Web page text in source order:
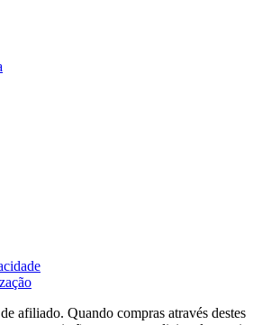
afiliado. Quando compras através destes